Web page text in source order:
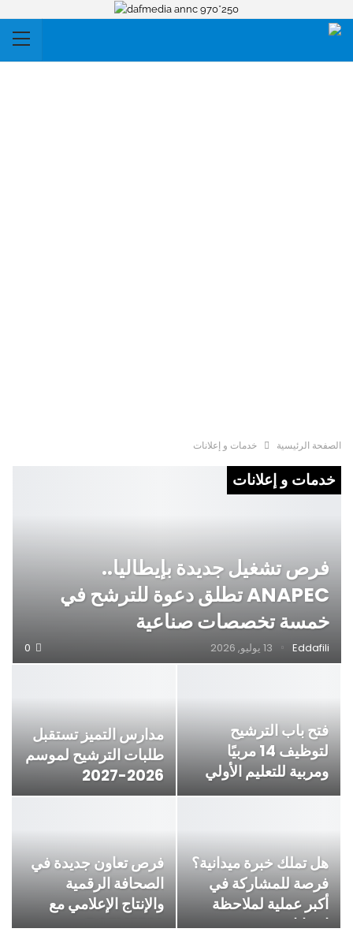
الصفحة الرئيسية خدمات و إعلانات
خدمات و إعلانات
فرص تشغيل جديدة بإيطاليا..
ANAPEC تطلق دعوة للترشح في
خمسة تخصصات صناعية
Eddafili 13 يوليو, 2026
فتح باب الترشيح
لتوظيف 14 مربيًا
ومربية للتعليم الأولي
بعدد من…
مدارس التميز تستقبل
طلبات الترشيح لموسم
2026-2027
هل تملك خبرة ميدانية؟
فرصة للمشاركة في
أكبر عملية لملاحظة
انتخابات…
فرص تعاون جديدة في
الصحافة الرقمية
والإنتاج الإعلامي مع
DAFMEDIA